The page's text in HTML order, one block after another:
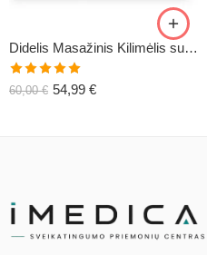
Didelis Masažinis Kilimėlis su Pagalve XL-CLASSIC1
Įvertinimas:
5.00
60,00€ 54,99 €